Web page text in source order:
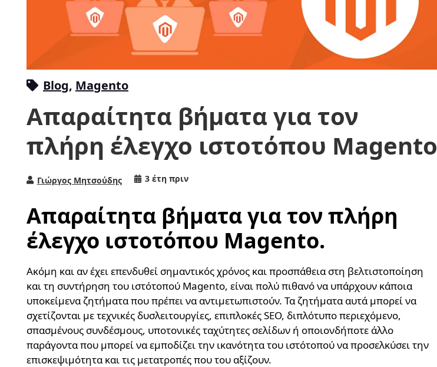
Blog, Magento
Απαραίτητα βήματα για τον
πλήρη έλεγχο ιστοτόπου Magento
Γιώργος Μητσούδης 3 έτη πριν
Απαραίτητα βήματα για τον πλήρη
έλεγχο ιστοτόπου Magento.
Ακόμη και αν έχει επενδυθεί σημαντικός χρόνος και προσπάθεια στη βελτιστοποίηση
και τη συντήρηση του ιστότοπού Magento, είναι πολύ πιθανό να υπάρχουν κάποια
υποκείμενα ζητήματα που πρέπει να αντιμετωπιστούν. Τα ζητήματα αυτά μπορεί να
σχετίζονται με τεχνικές δυσλειτουργίες, επιπλοκές SEO, διπλότυπο περιεχόμενο,
σπασμένους συνδέσμους, υποτονικές ταχύτητες σελίδων ή οποιονδήποτε άλλο
παράγοντα που μπορεί να εμποδίζει την ικανότητα του ιστότοπού να προσελκύσει την
επισκεψιμότητα και τις μετατροπές που του αξίζουν.